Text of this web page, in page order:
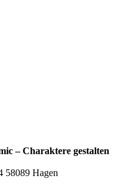
– Charaktere gestalten
58089 Hagen